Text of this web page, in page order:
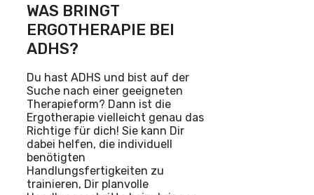
WAS BRINGT
ERGOTHERAPIE BEI
ADHS?
Du hast ADHS und bist auf der
Suche nach einer geeigneten
Therapieform? Dann ist die
Ergotherapie vielleicht genau das
Richtige für dich! Sie kann Dir
dabei helfen, die individuell
benötigten
Handlungsfertigkeiten zu
trainieren, Dir planvolle